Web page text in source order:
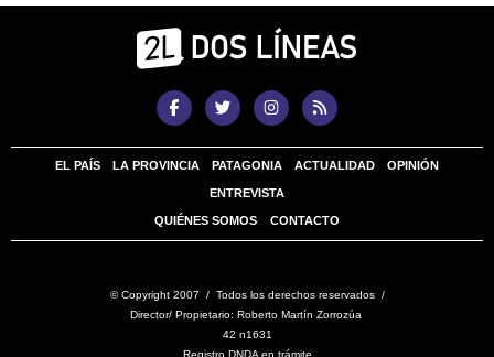
EL PAÍS LA PROVINCIA PATAGONIA ACTUALIDAD OPINIÓN
ENTREVISTA
QUIÉNES SOMOS CONTACTO
© Copyright 2007 / Todos los derechos reservados /
Director/ Propietario: Roberto Martín Zorrozúa
42 n1631
Registro DNDA en trámite